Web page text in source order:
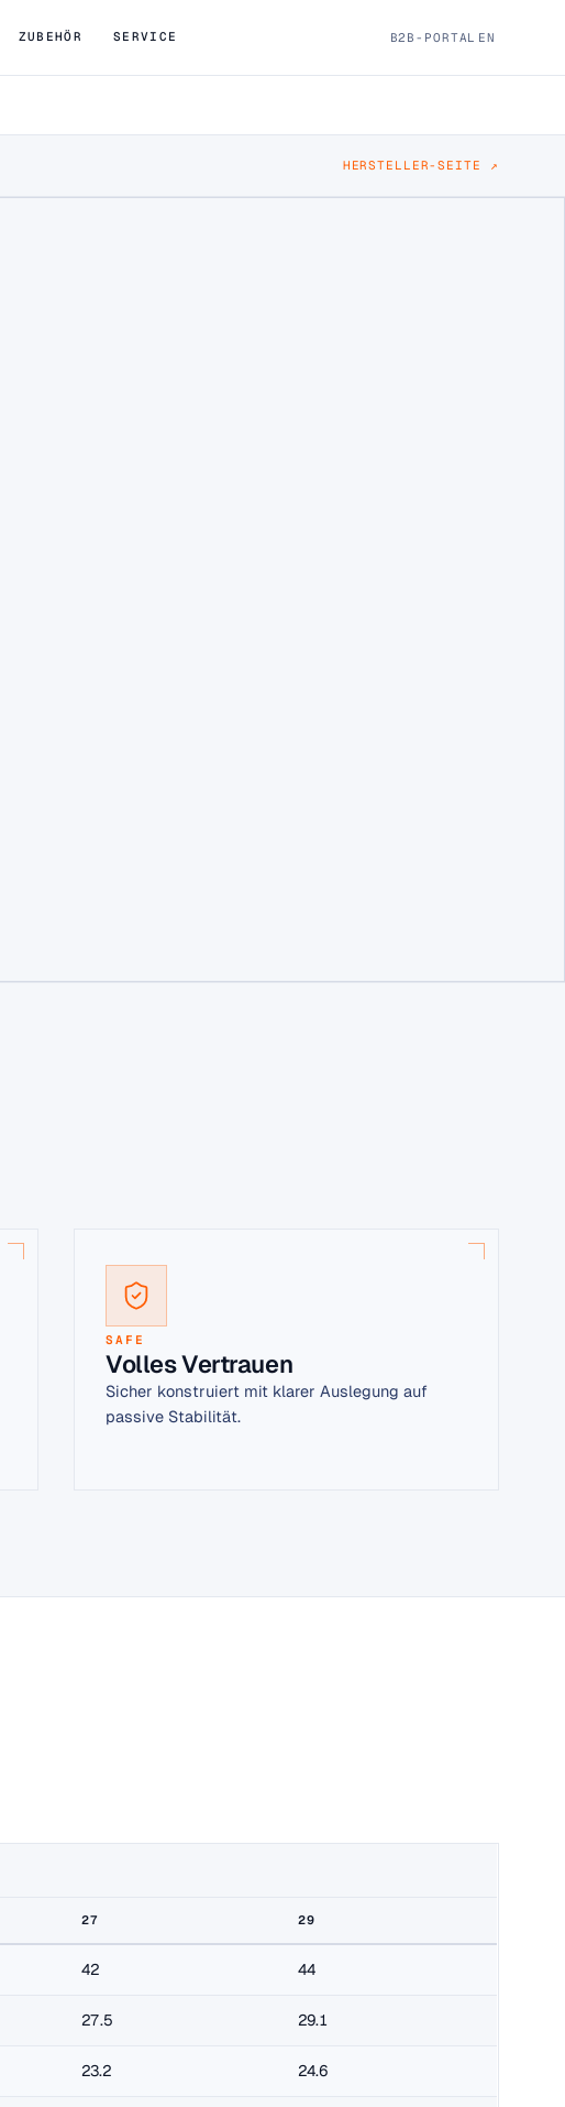
ZUBEHÖR SERVICE B2B-PORTAL EN
HERSTELLER-SEITE ↗
SAFE
Volles Vertrauen
Sicher konstruiert mit klarer Auslegung auf
passive Stabilität.
27 29
42 44
27.5 29.1
23.2 24.6